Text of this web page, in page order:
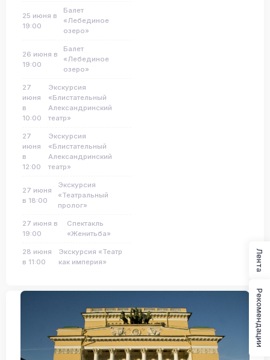
25 июня в
19:00
Балет
«Лебединое
озеро»
26 июня в
19:00
Балет
«Лебединое
озеро»
27
июня
в
10:00
Экскурсия
«Блистательный
Александринский
театр»
27
июня
в
12:00
Экскурсия
«Блистательный
Александринский
театр»
27 июня
в 18:00
Экскурсия
«Театральный
пролог»
27 июня в
19:00
Спектакль
«Женитьба»
28 июня
в 11:00
Экскурсия «Театр
как империя»
Лента
Рекомендации